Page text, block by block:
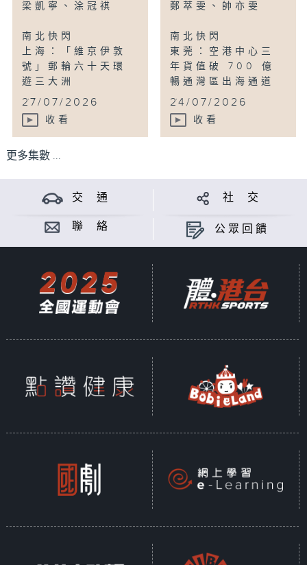
梁凱寧、涂冠祺
南北快閃
上海：「維京伊敦
號」郵輪六十天環
遊三大洲
...
27/07/2026
收看
鄭萃雯、帥亦雯
南北快閃
東莞：空港中心三
年貨值破 700 億
暢通灣區出海通道
...
24/07/2026
收看
更多集數 ...
交 通 社 交
聯 絡 公眾回饋